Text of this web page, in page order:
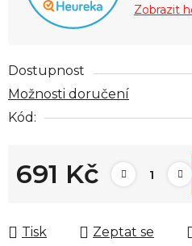
Zobrazit
Dostupnost
Možnosti doručení
Kód:
691 Kč
Tisk Zeptat se